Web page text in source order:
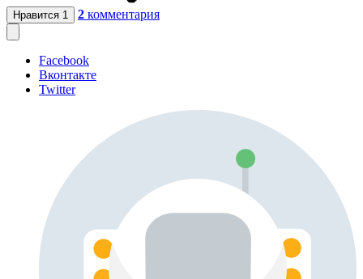
Нравится 1 2 комментария
Facebook
Вконтакте
Twitter